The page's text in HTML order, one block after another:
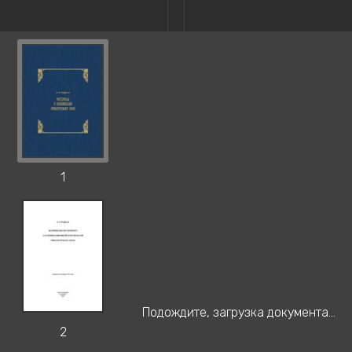
1
2
Подождите, загрузка документа...